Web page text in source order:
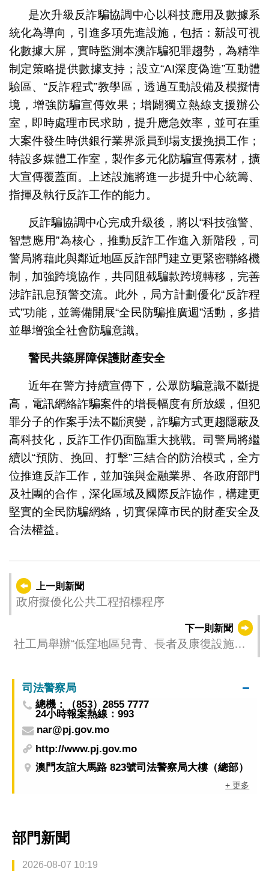
是次升級反詐騙協調中心以科技應用及數據系
統化為導向，引進多項先進設施，包括：新設可視
化數據大屏，實時監測本澳詐騙犯罪趨勢，為精準
制定策略提供數據支持；設立“AI深度偽造”互動體
驗區、“反詐程式”教學區，透過互動設備及模擬情
境，增強防騙宣傳效果；增闢獨立熱線支援辦公
室，即時處理市民求助，提升應急效率，並可在重
大案件發生時供銀行業界派員到場支援挽損工作；
特設多媒體工作室，製作多元化防騙宣傳素材，擴
大宣傳覆蓋面。上述設施將進一步提升中心統籌、
指揮及執行反詐工作的能力。
反詐騙協調中心完成升級後，將以“科技強警、
智慧應用”為核心，推動反詐工作進入新階段，司
警局將藉此與鄰近地區反詐部門建立更緊密聯絡機
制，加強跨境協作，共同阻截騙款跨境轉移，完善
涉詐訊息預警交流。此外，局方計劃優化“反詐程
式”功能，並籌備開展“全民防騙推廣週”活動，多措
並舉增強全社會防騙意識。
警民共築屏障保護財產安全
近年在警方持續宣傳下，公眾防騙意識不斷提
高，電訊網絡詐騙案件的增長幅度有所放緩，但犯
罪分子的作案手法不斷演變，詐騙方式更趨隱蔽及
高科技化，反詐工作仍面臨重大挑戰。司警局將繼
續以“預防、挽回、打擊”三結合的防治模式，全方
位推進反詐工作，並加強與金融業界、各政府部門
及社團的合作，深化區域及國際反詐協作，構建更
堅實的全民防騙網絡，切實保障市民的財產安全及
合法權益。
上一則新聞
政府擬優化公共工程招標程序
下一則新聞
社工局舉辦“低窪地區兒青、長者及康復設施在
上說明會
司法警察局
總機：（853）2855 7777
24小時報案熱線：993
nar@pj.gov.mo
http://www.pj.gov.mo
澳門友誼大馬路 823號司法警察局大樓（總部）
+ 更多
部門新聞
2026-08-07 10:19